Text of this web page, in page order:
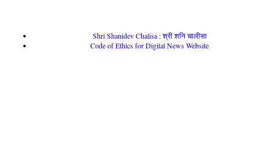
Shri Shanidev Chalisa : श्री शनि चालीसा
Code of Ethics for Digital News Website